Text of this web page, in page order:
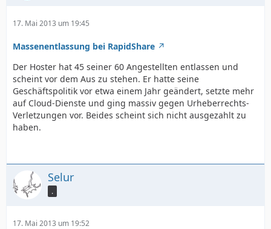
17. Mai 2013 um 19:45
Massenentlassung bei RapidShare
Der Hoster hat 45 seiner 60 Angestellten entlassen und
scheint vor dem Aus zu stehen. Er hatte seine
Geschäftspolitik vor etwa einem Jahr geändert, setzte mehr
auf Cloud-Dienste und ging massiv gegen Urheberrechts-
Verletzungen vor. Beides scheint sich nicht ausgezahlt zu
haben.
Selur
.
17. Mai 2013 um 19:52